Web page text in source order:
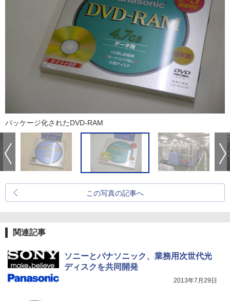
パッケージ化されたDVD-RAM
この写真の記事へ
関連記事
ソニーとパナソニック、業務用次世代光
ディスクを共同開発
2013年7月29日